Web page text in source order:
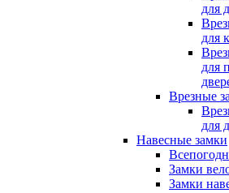
для
для
для
Врезные
для
Навесные замки
Замки
Замки